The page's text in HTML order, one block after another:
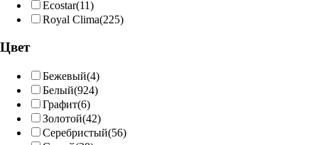
Ecostar(11)
Royal Clima(225)
Цвет
Бежевый(4)
Белый(924)
Графит(6)
Золотой(42)
Серебристый(56)